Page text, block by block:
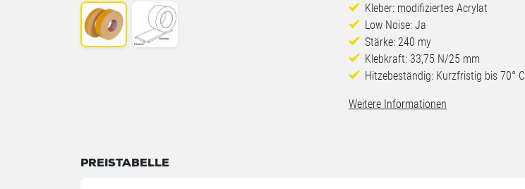
Kleber: modifiziertes Acrylat
Low Noise: Ja
Stärke: 240 my
Klebkraft: 33,75 N/25 mm
Hitzebeständig: Kurzfristig bis 70° C
Weitere Informationen
PREISTABELLE